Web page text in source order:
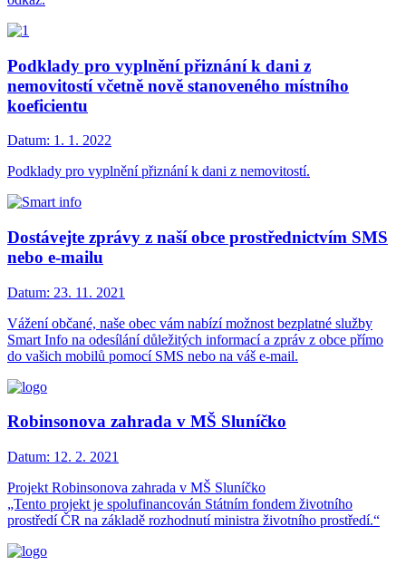
Podklady pro vyplnění přiznání k dani z
nemovitostí včetně nově stanoveného místního
koeficientu
Datum: 1. 1. 2022
Podklady pro vyplnění přiznání k dani z nemovitostí.
Dostávejte zprávy z naší obce prostřednictvím SMS
nebo e-mailu
Datum: 23. 11. 2021
Vážení občané, naše obec vám nabízí možnost bezplatné služby
Smart Info na odesílání důležitých informací a zpráv z obce přímo
do vašich mobilů pomocí SMS nebo na váš e-mail.
Robinsonova zahrada v MŠ Sluníčko
Datum: 12. 2. 2021
Projekt Robinsonova zahrada v MŠ Sluníčko
„Tento projekt je spolufinancován Státním fondem životního
prostředí ČR na základě rozhodnutí ministra životního prostředí.“